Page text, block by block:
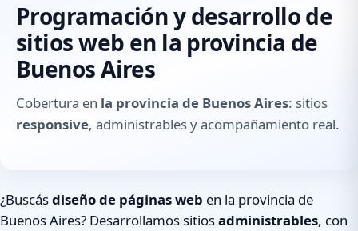
Programación y desarrollo de
sitios web en la provincia de
Buenos Aires
Cobertura en la provincia de Buenos Aires: sitios
responsive, administrables y acompañamiento real.
¿Buscásdiseño de páginas web en la provincia de
Buenos Aires? Desarrollamos sitiosadministrables, con